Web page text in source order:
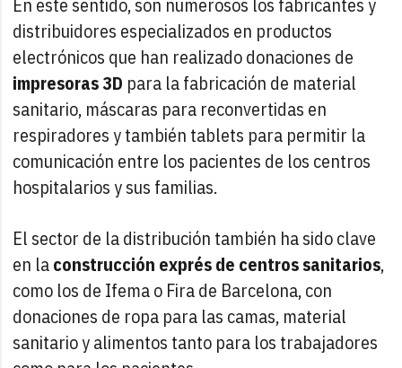
distribuidores especializados en productos
electrónicos que han realizado donaciones de
impresoras 3D para la fabricación de material
sanitario, máscaras para reconvertidas en
respiradores y también tablets para permitir la
comunicación entre los pacientes de los centros
hospitalarios y sus familias.
El sector de la distribución también ha sido clave
en laconstrucción exprés de centros sanitarios,
como los de Ifema o Fira de Barcelona, con
donaciones de ropa para las camas, material
sanitario y alimentos tanto para los trabajadores